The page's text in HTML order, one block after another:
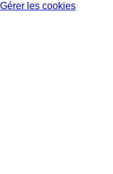
Gérer les cookies